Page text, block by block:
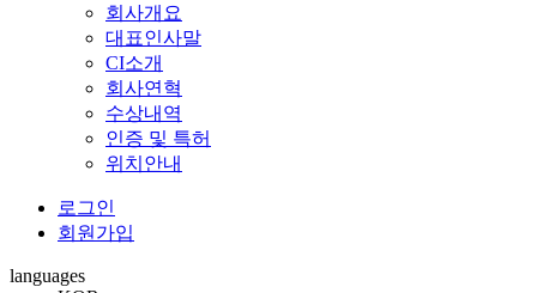
회사개요
대표인사말
CI소개
회사연혁
수상내역
인증 및 특허
위치안내
로그인
회원가입
languages